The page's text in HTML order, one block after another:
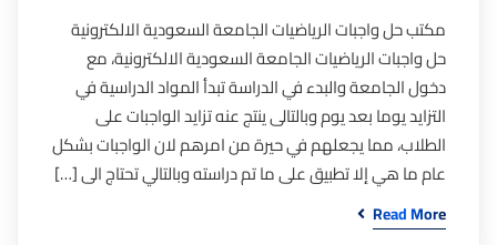
مكتب حل واجبات الرياضيات الجامعة السعودية الالكترونية
حل واجبات الرياضيات الجامعة السعودية الالكترونية، مع
دخول الجامعة والبدء في الدراسة تبدأ المواد الدراسية في
التزايد يوما بعد يوم وبالتالى ينتج عنه تزايد الواجبات على
الطلاب، مما يجعلهم في حيرة من امرهم لان الواجبات بشكل
عام ما هي إلا تطبيق على ما تم دراسته وبالتالي تحتاج الى […]
Read More